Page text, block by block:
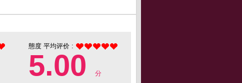
態度 平均评价 :
5.00 分